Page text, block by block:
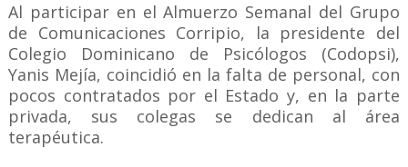
Al participar en el Almuerzo Semanal del Grupo
de Comunicaciones Corripio, la presidente del
Colegio Dominicano de Psicólogos (Codopsi),
Yanis Mejía, coincidió en la falta de personal, con
pocos contratados por el Estado y, en la parte
privada, sus colegas se dedican al área
terapéutica.